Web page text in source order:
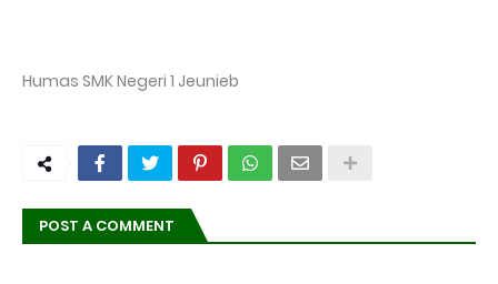
Humas SMK Negeri 1 Jeunieb
POST A COMMENT